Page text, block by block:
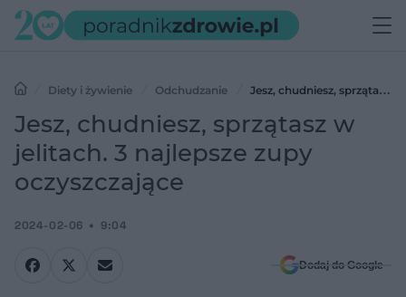
Diety i żywienie Odchudzanie
Jesz, chudniesz, sprzątasz w
jelitach. 3 najlepsze zupy oczyszczające
Jesz, chudniesz, sprzątasz w
jelitach. 3 najlepsze zupy
oczyszczające
2024-02-06 9:04
Dodaj do Google